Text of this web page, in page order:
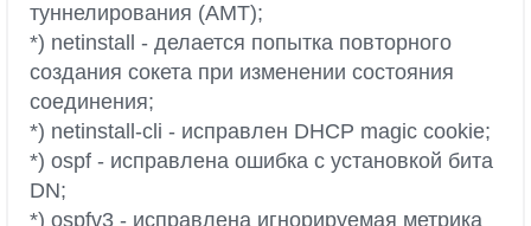
туннелирования (AMT);
*) netinstall - делается попытка повторного
создания сокета при изменении состояния
соединения;
*) netinstall-cli - исправлен DHCP magic cookie;
*) ospf - исправлена ошибка с установкой бита
DN;
*) ospfv3 - исправлена игнорируемая метрика